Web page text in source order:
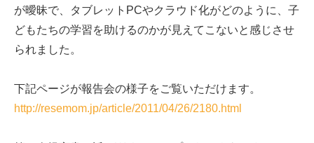
が曖昧で、タブレットPCやクラウド化がどのように、子
どもたちの学習を助けるのかが見えてこないと感じさせ
られました。
下記ページが報告会の様子をご覧いただけます。
http://resemom.jp/article/2011/04/26/2180.html